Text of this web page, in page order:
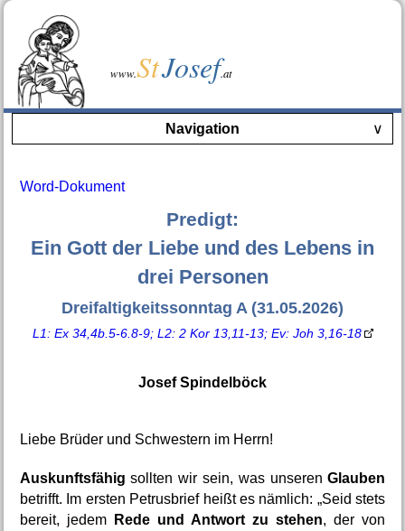
www.StJosef.at
Navigation ∨
Word-Dokument
Predigt:
Ein Gott der Liebe und des Lebens in
drei Personen
Dreifaltigkeitssonntag A (31.05.2026)
L1: Ex 34,4b.5-6.8-9; L2: 2 Kor 13,11-13; Ev: Joh 3,16-18
Josef Spindelböck
Liebe Brüder und Schwestern im Herrn!
Auskunftsfähig sollten wir sein, was unseren Glauben
betrifft. Im ersten Petrusbrief heißt es nämlich: „Seid stets
bereit, jedem
Rede und Antwort zu stehen, der von